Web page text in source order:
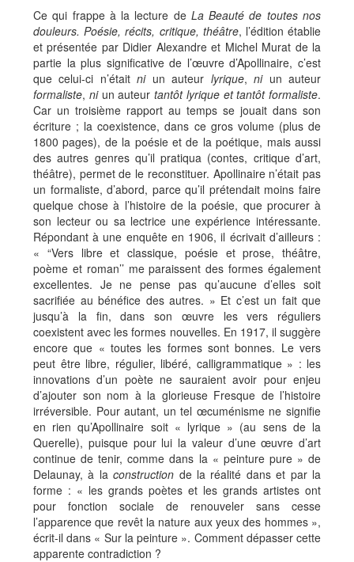
Ce qui frappe à la lecture de La Beauté de toutes nos
douleurs. Poésie, récits, critique, théâtre, l’édition établie
et présentée par Didier Alexandre et Michel Murat de la
partie la plus significative de l’œuvre d’Apollinaire, c’est
que celui-ci n’étaitni un auteur lyrique,ni un auteur
formaliste, ni un auteur tantôt lyrique et tantôt formaliste.
Car un troisième rapport au temps se jouait dans son
écriture ; la coexistence, dans ce gros volume (plus de
1800 pages), de la poésie et de la poétique, mais aussi
des autres genres qu’il pratiqua (contes, critique d’art,
théâtre), permet de le reconstituer. Apollinaire n’était pas
un formaliste, d’abord, parce qu’il prétendait moins faire
quelque chose à l’histoire de la poésie, que procurer à
son lecteur ou sa lectrice une expérience intéressante.
Répondant à une enquête en 1906, il écrivait d’ailleurs :
« “Vers libre et classique, poésie et prose, théâtre,
poème et roman’’ me paraissent des formes également
excellentes. Je ne pense pas qu’aucune d’elles soit
sacrifiée au bénéfice des autres. » Et c’est un fait que
jusqu’à la fin, dans son œuvre les vers réguliers
coexistent avec les formes nouvelles. En 1917, il suggère
encore que « toutes les formes sont bonnes. Le vers
peut être libre, régulier, libéré, calligrammatique » : les
innovations d’un poète ne sauraient avoir pour enjeu
d’ajouter son nom à la glorieuse Fresque de l’histoire
irréversible. Pour autant, un tel œcuménisme ne signifie
en rien qu’Apollinaire soit « lyrique » (au sens de la
Querelle), puisque pour lui la valeur d’une œuvre d’art
continue de tenir, comme dans la « peinture pure » de
Delaunay, à laconstruction de la réalité dans et par la
forme : « les grands poètes et les grands artistes ont
pour fonction sociale de renouveler sans cesse
l’apparence que revêt la nature aux yeux des hommes »,
écrit-il dans « Sur la peinture ». Comment dépasser cette
apparente contradiction ?